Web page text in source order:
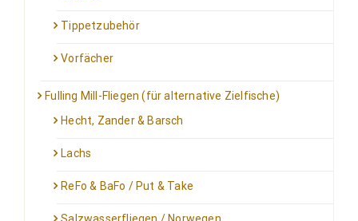
Tippetzubehör
Vorfächer
Fulling Mill-Fliegen (für alternative Zielfische)
Hecht, Zander & Barsch
Lachs
ReFo & BaFo / Put & Take
Salzwasserfliegen / Norwegen